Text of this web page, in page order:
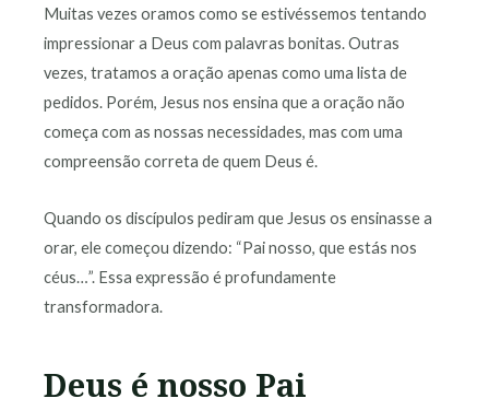
Muitas vezes oramos como se estivéssemos tentando
impressionar a Deus com palavras bonitas. Outras
vezes, tratamos a oração apenas como uma lista de
pedidos. Porém, Jesus nos ensina que a oração não
começa com as nossas necessidades, mas com uma
compreensão correta de quem Deus é.
Quando os discípulos pediram que Jesus os ensinasse a
orar, ele começou dizendo: “Pai nosso, que estás nos
céus…”. Essa expressão é profundamente
transformadora.
Deus é nosso Pai